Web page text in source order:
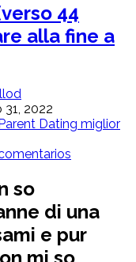
44
alla fine a
31, 2022
Dating miglior
so
di una
e pur
mi so